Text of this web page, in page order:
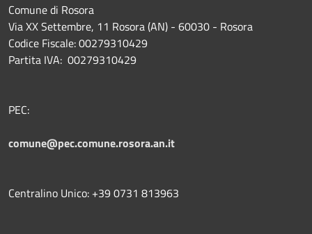
Comune di Rosora
Via XX Settembre, 11 Rosora (AN) - 60030 - Rosora
Codice Fiscale: 00279310429
Partita IVA: 00279310429
PEC:
comune@pec.comune.rosora.an.it
Centralino Unico: +39 0731 813963